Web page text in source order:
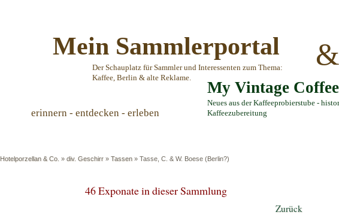
Mein Sammlerportal
Der Schauplatz für Sammler und Interessenten zum Thema:
Kaffee, Berlin & alte Reklame.
&
My Vintage
Neues aus der Kaffeeprobierstube -
Kaffeezubereitung
erinnern - entdecken - erleben
Hotelporzellan & Co. » div. Geschirr » Tassen » Tasse, C. & W. Boese (Berlin?)
46 Exponate in dieser Sammlung
Zurück